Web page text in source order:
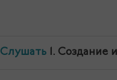
—
Слушать 1. Создание